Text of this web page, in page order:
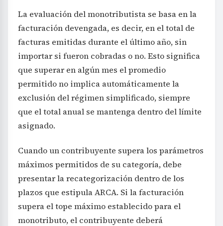
La evaluación del monotributista se basa en la
facturación devengada, es decir, en el total de
facturas emitidas durante el último año, sin
importar si fueron cobradas o no. Esto significa
que superar en algún mes el promedio
permitido no implica automáticamente la
exclusión del régimen simplificado, siempre
que el total anual se mantenga dentro del límite
asignado.
Cuando un contribuyente supera los parámetros
máximos permitidos de su categoría, debe
presentar la recategorización dentro de los
plazos que estipula ARCA. Si la facturación
supera el tope máximo establecido para el
monotributo, el contribuyente deberá